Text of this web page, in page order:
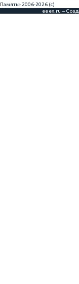
Память» 2006-2026 (с)
eeex.ru –